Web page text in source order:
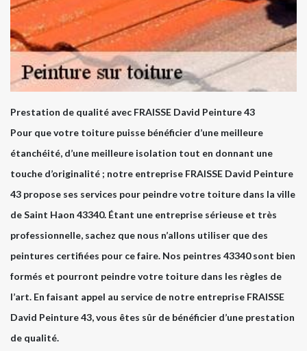
Prestation de qualité avec FRAISSE David Peinture 43
Pour que votre toiture puisse bénéficier d’une meilleure
étanchéité, d’une meilleure isolation tout en donnant une
touche d’originalité ; notre entreprise FRAISSE David Peinture
43 propose ses services pour peindre votre toiture dans la ville
de Saint Haon 43340. Étant une entreprise sérieuse et très
professionnelle, sachez que nous n’allons utiliser que des
peintures certifiées pour ce faire. Nos peintres 43340 sont bien
formés et pourront peindre votre toiture dans les règles de
l’art. En faisant appel au service de notre entreprise FRAISSE
David Peinture 43, vous êtes sûr de bénéficier d’une prestation
de qualité.